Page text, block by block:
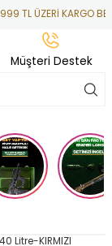
TL ÜZERİ KARGO